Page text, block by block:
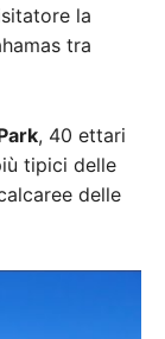
la
tra
, 40 ettari
tipici delle
delle